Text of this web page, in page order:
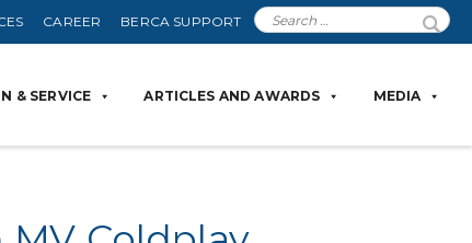
CAREER BERCA SUPPORT
& SERVICE ARTICLES AND AWARDS MEDIA